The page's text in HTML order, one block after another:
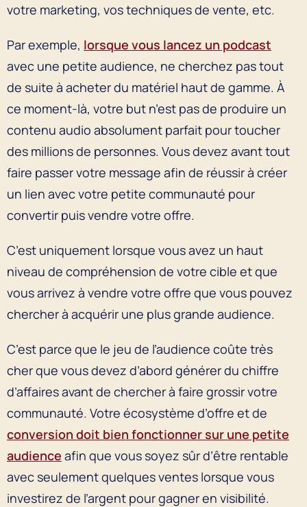
votre marketing, vos techniques de vente, etc.
Par exemple, lorsque vous lancez un podcast
avec une petite audience, ne cherchez pas tout
de suite à acheter du matériel haut de gamme. À
ce moment-là, votre but n’est pas de produire un
contenu audio absolument parfait pour toucher
des millions de personnes. Vous devez avant tout
faire passer votre message afin de réussir à créer
un lien avec votre petite communauté pour
convertir puis vendre votre offre.
C’est uniquement lorsque vous avez un haut
niveau de compréhension de votre cible et que
vous arrivez à vendre votre offre que vous pouvez
chercher à acquérir une plus grande audience.
C’est parce que le jeu de l’audience coûte très
cher que vous devez d’abord générer du chiffre
d’affaires avant de chercher à faire grossir votre
communauté. Votre écosystème d’offre et de
conversion doit bien fonctionner sur une petite
audience afin que vous soyez sûr d’être rentable
avec seulement quelques ventes lorsque vous
investirez de l’argent pour gagner en visibilité.